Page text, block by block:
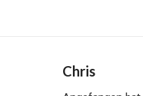
Chris